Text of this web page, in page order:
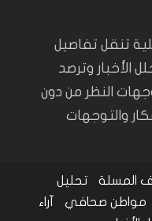
تنقل تفاصيل
الأخبار وترصد
النظر من دون
والتوجهات
المسلة
تحليل
مواطن صحافي
آراء